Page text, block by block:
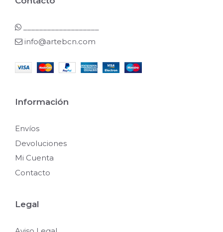
info@artebcn.com
Información
Envíos
Devoluciones
Mi Cuenta
Contacto
Legal